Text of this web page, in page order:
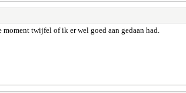
twijfel of ik er wel goed aan gedaan had.